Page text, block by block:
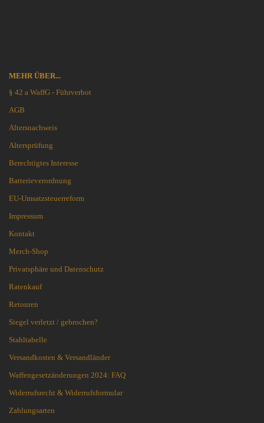
MEHR ÜBER...
§ 42 a WaffG - Führverbot
AGB
Altersnachweis
Altersprüfung
Berechtigtes Interesse
Batterieverordnung
EU-Umsatzsteuerreform
Impressum
Kontakt
Merch-Shop
Privatsphäre und Datenschutz
Ratenkauf
Retouren
Siegel verletzt / gebrochen?
Stahltabelle
Versandkosten & Versandländer
Waffengesetzänderungen 2024: FAQ
Widerrufsrecht & Widerrufsformular
Zahlungsarten